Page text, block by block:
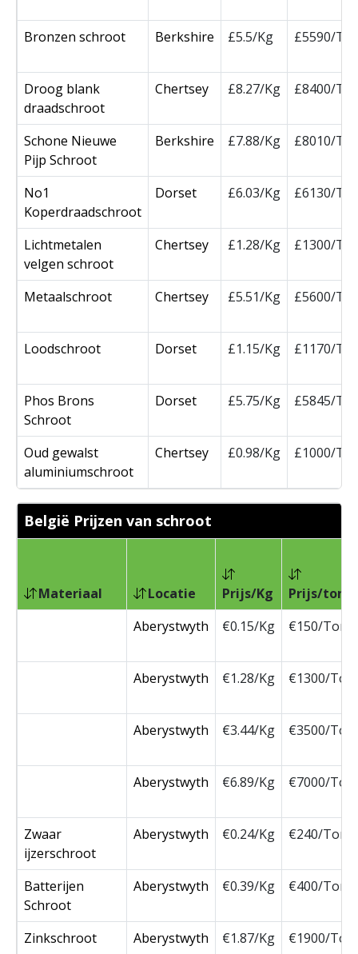
Bronzen schroot Berkshire £5.5/Kg £5590/
Droog blank
draadschroot
Chertsey £8.27/Kg £8400/
Schone Nieuwe
Pijp Schroot
Berkshire £7.88/Kg £8010/
No1
Koperdraadschroot
Dorset £6.03/Kg £6130/
Lichtmetalen
velgen schroot
Chertsey £1.28/Kg £1300/
Metaalschroot Chertsey £5.51/Kg £5600/
Loodschroot Dorset £1.15/Kg £1170/
Phos Brons
Schroot
Dorset £5.75/Kg £5845/
Oud gewalst
aluminiumschroot
Chertsey £0.98/Kg £1000/
België Prijzen van schroot
Materiaal Locatie Prijs/Kg
Prijs/ton
Aberystwyth
€0.15/Kg €150/Ton
Aberystwyth €1.28/Kg €1300/Ton
Aberystwyth €3.44/Kg €3500/Ton
Aberystwyth €6.89/Kg €7000/Ton
Zwaar
ijzerschroot
Aberystwyth €0.24/Kg €240/Ton
Batterijen
Schroot
Aberystwyth €0.39/Kg €400/Ton
Zinkschroot Aberystwyth €1.87/Kg €1900/Ton